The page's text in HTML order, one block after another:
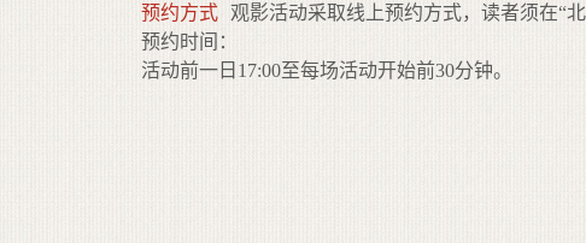
预约方式 观影活动采取线上预约方式，读者须在“
预约时间：
活动前一日17:00至每场活动开始前30分钟。